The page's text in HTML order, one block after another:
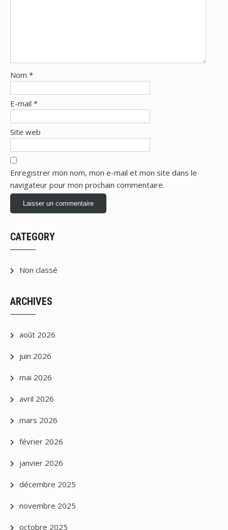
Nom *
E-mail *
Site web
Enregistrer mon nom, mon e-mail et mon site dans le
navigateur pour mon prochain commentaire.
CATEGORY
Non classé
ARCHIVES
août 2026
juin 2026
mai 2026
avril 2026
mars 2026
février 2026
janvier 2026
décembre 2025
novembre 2025
octobre 2025